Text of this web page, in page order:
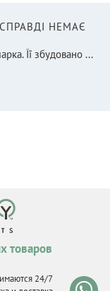
НЕМАЄ
Її збудовано ...
товаров
24/7